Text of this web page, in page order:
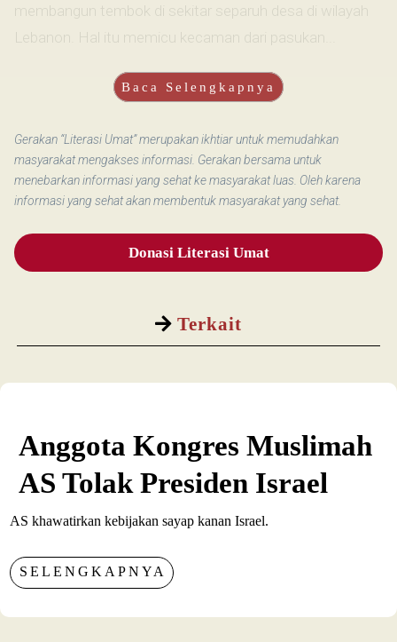
Terkait
membangun tembok di sekitar separuh desa di wilayah
Lebanon. Hal itu memicu kecaman dari pasukan...
Baca Selengkapnya
Gerakan “Literasi Umat” merupakan ikhtiar untuk memudahkan
masyarakat mengakses informasi. Gerakan bersama untuk
menebarkan informasi yang sehat ke masyarakat luas. Oleh karena
informasi yang sehat akan membentuk masyarakat yang sehat.
Donasi Literasi Umat
Anggota Kongres Muslimah
AS Tolak Presiden Israel
AS khawatirkan kebijakan sayap kanan Israel.
SELENGKAPNYA